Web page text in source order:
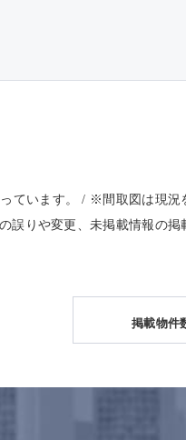
ています。 / ※間取図は現
りや変更、未掲載情報の掲
掲載物件